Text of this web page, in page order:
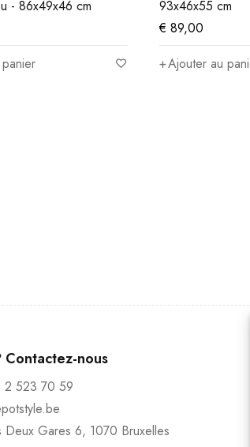
cm
93x46x55 cm
89,00
Ajouter au panier
Contactez-nous
2 523 70 59
Deux Gares 6, 1070 Bruxelles